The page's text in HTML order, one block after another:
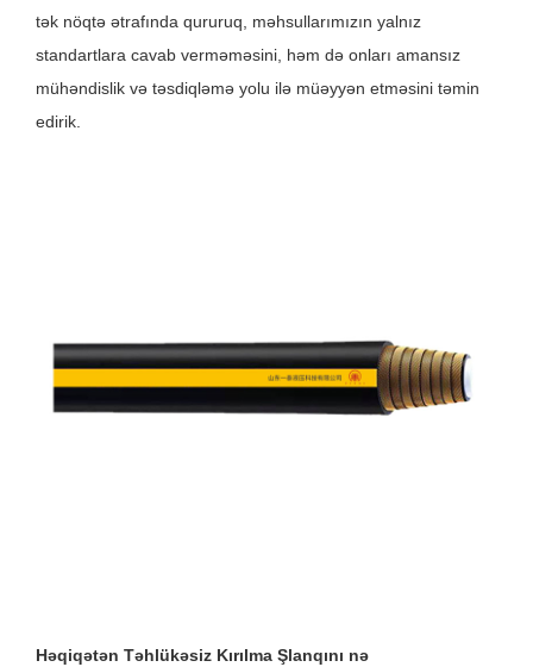
tək nöqtə ətrafında qururuq, məhsullarımızın yalnız
standartlara cavab verməməsini, həm də onları amansız
mühəndislik və təsdiqləmə yolu ilə müəyyən etməsini təmin
edirik.
Həqiqətən Təhlükəsiz Kırılma Şlanqını nə